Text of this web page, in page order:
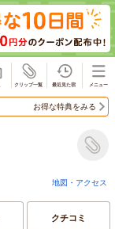
お得な特典をみる
地図・アクセス
クチコミ